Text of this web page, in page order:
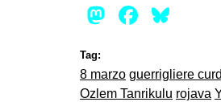
Mastodon
Tag:
8 marzo guerrigliere
Ozlem Tanrikulu rojava